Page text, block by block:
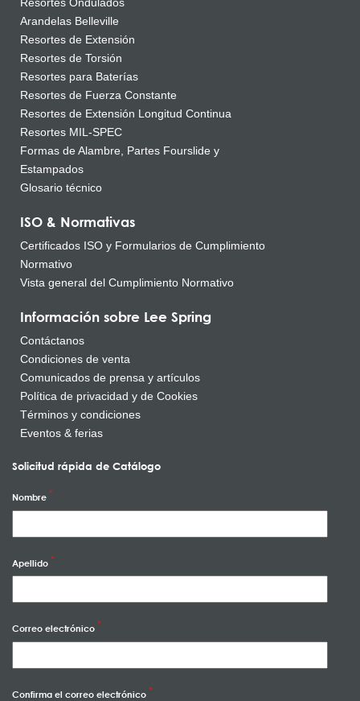
Arandelas Belleville
Resortes de Extensión
Resortes de Torsión
Resortes para Baterías
Resortes de Fuerza Constante
Resortes de Extensión Longitud Continua
Resortes MIL-SPEC
Formas de Alambre, Partes Fourslide y
Estampados
Glosario técnico
ISO & Normativas
Certificados ISO y Formularios de Cumplimiento
Normativo
Vista general del Cumplimiento Normativo
Información sobre Lee Spring
Contáctanos
Condiciones de venta
Comunicados de prensa y artículos
Política de privacidad y de Cookies
Términos y condiciones
Eventos & ferias
Solicitud rápida de Catálogo
Nombre
Apellido
Correo electrónico
Confirma el correo electrónico